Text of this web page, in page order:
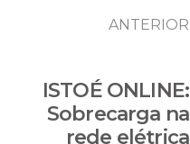
ANTERIOR
ISTOÉ ONLINE:
Sobrecarga na
rede elétrica